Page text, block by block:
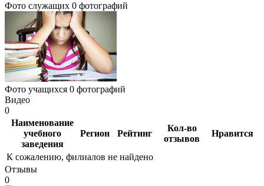
Фото служащих 0 фотографий
Фото учащихся 0 фотографий
Видео
0
Наименование
учебного
заведения
Регион Рейтинг
Кол-во
отзывов
Нравится
К сожалению, филиалов не найдено
Отзывы
0